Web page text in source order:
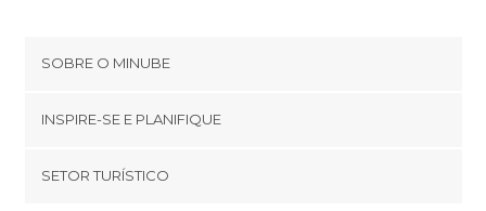
SOBRE O MINUBE
Términos e Condições
INSPIRE-SE E PLANIFIQUE
footer@item_discovertips_anchor
SETOR TURÍSTICO